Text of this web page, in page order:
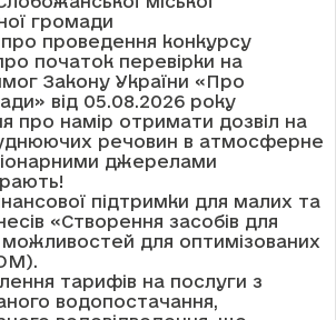
громади
проведення конкурсу
початок перевірки на
Закону України «Про
від 05.08.2026 року
про намір отримати дозвіл на
речовин в атмосферне
джерелами
підтримки для малих та
«Створення засобів для
можливостей для оптимізованих
тарифів на послуги з
водопостачання,